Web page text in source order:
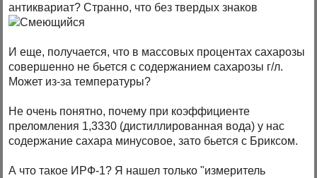
антиквариат? Странно, что без твердых знаков
И еще, получается, что в массовых процентах сахарозы
совершенно не бьется с содержанием сахарозы г/л.
Может из-за температуры?
Не очень понятно, почему при коэффициенте
преломления 1,3330 (дистиллированная вода) у нас
содержание сахара минусовое, зато бьется с Бриксом.
А что такое ИРФ-1? Я нашел только "измеритель